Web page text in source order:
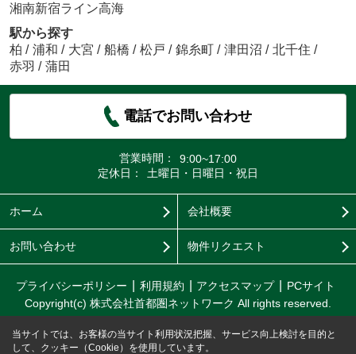
湘南新宿ライン高海
駅から探す
柏 / 浦和 / 大宮 / 船橋 / 松戸 / 錦糸町 / 津田沼 / 北千住 /
赤羽 / 蒲田
電話でお問い合わせ
営業時間：
9:00~17:00
定休日：
土曜日・日曜日・祝日
ホーム 会社概要
お問い合わせ 物件リクエスト
プライバシーポリシー 利用規約 アクセスマップ
PCサイト
Copyright(c) 株式会社首都圏ネットワーク All rights reserved.
当サイトでは、お客様の当サイト利用状況把握、サービス向上検討を目的と
して、クッキー（Cookie）を使用しています。